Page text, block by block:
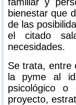
bienestar que
de las
el citado
necesidades.
Se trata, entre
la pyme al
psicológico
proyecto,